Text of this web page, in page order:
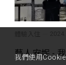
我們使用